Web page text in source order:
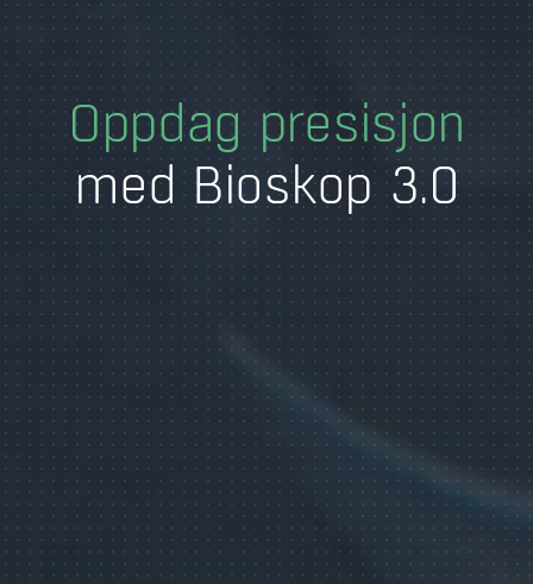
Oppdag presisjon
med Bioskop 3.0